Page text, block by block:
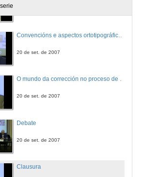
20 de set. de 2007
O mundo da corrección no proceso de traducción
20 de set. de 2007
Debate
20 de set. de 2007
Clausura